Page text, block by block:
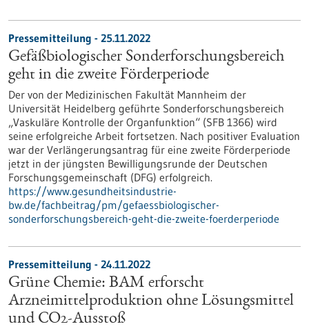
Pressemitteilung - 25.11.2022
Gefäßbiologischer Sonderforschungsbereich
geht in die zweite Förderperiode
Der von der Medizinischen Fakultät Mannheim der
Universität Heidelberg geführte Sonderforschungsbereich
„Vaskuläre Kontrolle der Organfunktion“ (SFB 1366) wird
seine erfolgreiche Arbeit fortsetzen. Nach positiver Evaluation
war der Verlängerungsantrag für eine zweite Förderperiode
jetzt in der jüngsten Bewilligungsrunde der Deutschen
Forschungsgemeinschaft (DFG) erfolgreich.
https://www.gesundheitsindustrie-
bw.de/fachbeitrag/pm/gefaessbiologischer-
sonderforschungsbereich-geht-die-zweite-foerderperiode
Pressemitteilung - 24.11.2022
Grüne Chemie: BAM erforscht
Arzneimittelproduktion ohne Lösungsmittel
und CO2-Ausstoß